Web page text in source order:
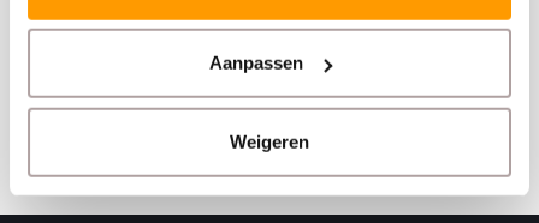
Aanpassen
Weigeren
Schrijf je hier in voor onze nieuwsbrief
Ontvang onze nieuwste aanbiedingen en
kortingscodes